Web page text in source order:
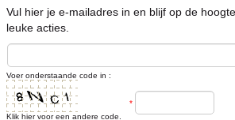
Vul hier je e-mailadres in en blijf op de
leuke acties.
Voer onderstaande code in :
Klik hier voor een andere code.
*